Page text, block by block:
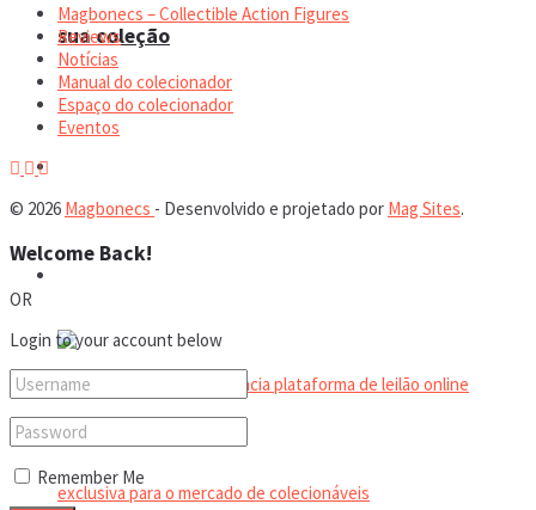
sua coleção
Magbonecs – Collectible Action Figures
Reviews
Notícias
Manual do colecionador
Espaço do colecionador
Eventos
© 2026 Magbonecs - Desenvolvido e projetado por Mag Sites.
Welcome Back!
OR
Login to your account below
Remember Me